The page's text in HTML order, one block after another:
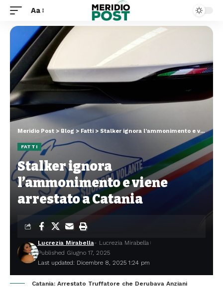
Aa
Meridio Post > Blog > Fatti > Stalker ignora l’ammonimento e viene arrestato a Catania
FATTI
Stalker ignora
l’ammonimento e viene
arrestato a Catania
Last updated: Dicembre 8, 2025 1:24 pm
Lucrezia Mirabella- Lucrezia Mirabella
Published Giugno 17, 2025
Catania: Arrestato Truffatore che Derubava Anziani